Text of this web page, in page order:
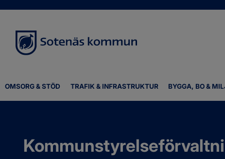
OMSORG & STÖD TRAFIK & INFRASTRUKTUR BYGGA, BO &